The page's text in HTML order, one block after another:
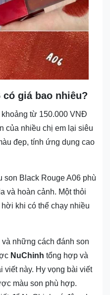
có giá bao nhiêu?
từ 150.000 VNĐ
của nhiều chị em lại siêu
đẹp, tính ứng dụng cao
son Black Rouge A06 phù
và hoàn cảnh. Một thỏi
khi có thể chạy nhiều
và những cách đánh son
NuChinh tổng hợp và
viết này. Hy vọng bài viết
màu son phù hợp.